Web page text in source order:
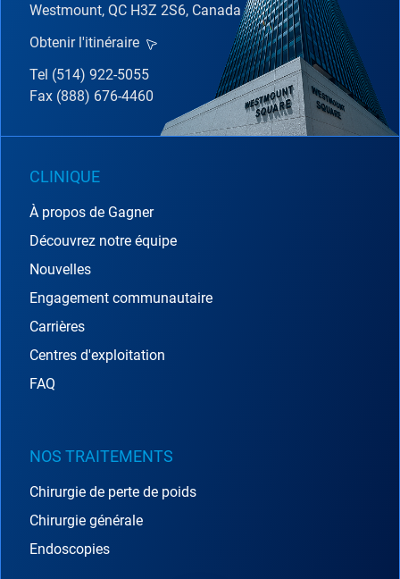
Westmount, QC H3Z 2S6, Canada
Obtenir l'itinéraire
Tel (514) 922-5055
Fax (888) 676-4460
CLINIQUE
À propos de Gagner
Découvrez notre équipe
Nouvelles
Engagement communautaire
Carrières
Centres d'exploitation
FAQ
NOS TRAITEMENTS
Chirurgie de perte de poids
Chirurgie générale
Endoscopies